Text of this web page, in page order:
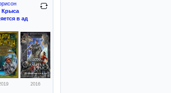
Крыса
в ад
2016